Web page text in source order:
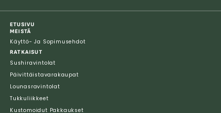
ETUSIVU
MEISTÄ
Käyttö- Ja Sopimusehdot
RATKAISUT
Sushiravintolat
Päivittäistavarakaupat
Lounasravintolat
Tukkuliikkeet
Kustomoidut Pakkaukset